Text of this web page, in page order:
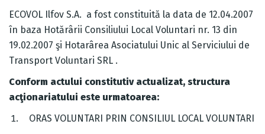
ECOVOL Ilfov S.A. a fost constituită la data de 12.04.2007
în baza Hotărârii Consiliului Local Voluntari nr. 13 din
19.02.2007 şi Hotarârea Asociatului Unic al Serviciului de
Transport Voluntari SRL .
Conform actului constitutiv actualizat, structura
acţionariatului este urmatoarea:
ORAS VOLUNTARI PRIN CONSILIUL LOCAL VOLUNTARI